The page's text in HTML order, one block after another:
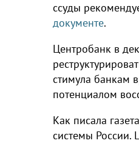
ссуды
документе.
Центробанк в
стимула банкам
потенциалом
Как писала
системы России.